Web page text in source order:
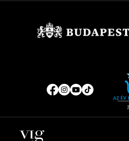
Közösségi
média
oldalak
of
year
Helyszínek